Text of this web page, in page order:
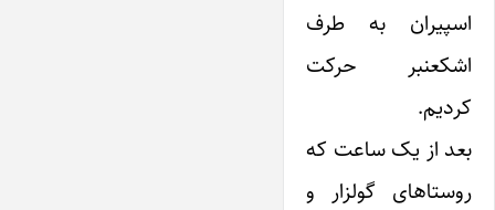
اسپیران به طرف
اشکعنبر حرکت
کردیم.
بعد از یک ساعت که
روستاهای گولزار و